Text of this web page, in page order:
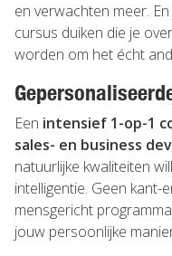
en verwachten meer.
cursus duiken die je
worden om het écht
Een intensief 1-op-1
sales- en business
natuurlijke kwaliteiten
intelligentie. Geen kant-
mensgericht
jouw persoonlijke